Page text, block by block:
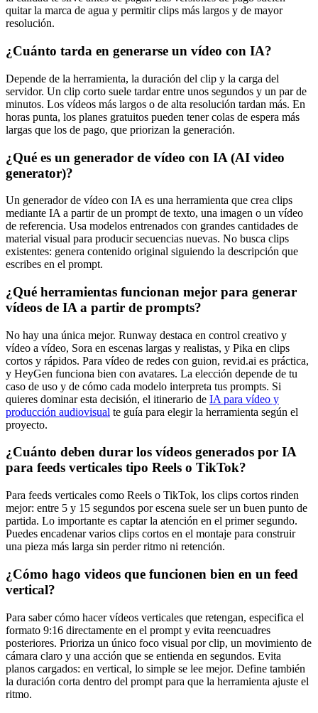
quitar la marca de agua y permitir clips más largos y de mayor
resolución.
¿Cuánto tarda en generarse un vídeo con IA?
Depende de la herramienta, la duración del clip y la carga del
servidor. Un clip corto suele tardar entre unos segundos y un par de
minutos. Los vídeos más largos o de alta resolución tardan más. En
horas punta, los planes gratuitos pueden tener colas de espera más
largas que los de pago, que priorizan la generación.
¿Qué es un generador de vídeo con IA (AI video
generator)?
Un generador de vídeo con IA es una herramienta que crea clips
mediante IA a partir de un prompt de texto, una imagen o un vídeo
de referencia. Usa modelos entrenados con grandes cantidades de
material visual para producir secuencias nuevas. No busca clips
existentes: genera contenido original siguiendo la descripción que
escribes en el prompt.
¿Qué herramientas funcionan mejor para generar
vídeos de IA a partir de prompts?
No hay una única mejor. Runway destaca en control creativo y
vídeo a vídeo, Sora en escenas largas y realistas, y Pika en clips
cortos y rápidos. Para vídeo de redes con guion, revid.ai es práctica,
y HeyGen funciona bien con avatares. La elección depende de tu
caso de uso y de cómo cada modelo interpreta tus prompts. Si
quieres dominar esta decisión, el itinerario de IA para vídeo y
producción audiovisual te guía para elegir la herramienta según el
proyecto.
¿Cuánto deben durar los vídeos generados por IA
para feeds verticales tipo Reels o TikTok?
Para feeds verticales como Reels o TikTok, los clips cortos rinden
mejor: entre 5 y 15 segundos por escena suele ser un buen punto de
partida. Lo importante es captar la atención en el primer segundo.
Puedes encadenar varios clips cortos en el montaje para construir
una pieza más larga sin perder ritmo ni retención.
¿Cómo hago videos que funcionen bien en un feed
vertical?
Para saber cómo hacer vídeos verticales que retengan, especifica el
formato 9:16 directamente en el prompt y evita reencuadres
posteriores. Prioriza un único foco visual por clip, un movimiento de
cámara claro y una acción que se entienda en segundos. Evita
planos cargados: en vertical, lo simple se lee mejor. Define también
la duración corta dentro del prompt para que la herramienta ajuste el
ritmo.